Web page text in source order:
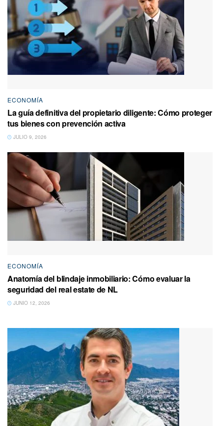
ECONOMÍA
La guía definitiva del propietario diligente: Cómo proteger
tus bienes con prevención activa
JULIO 9, 2026
ECONOMÍA
Anatomía del blindaje inmobiliario: Cómo evaluar la
seguridad del real estate de NL
JUNIO 12, 2026